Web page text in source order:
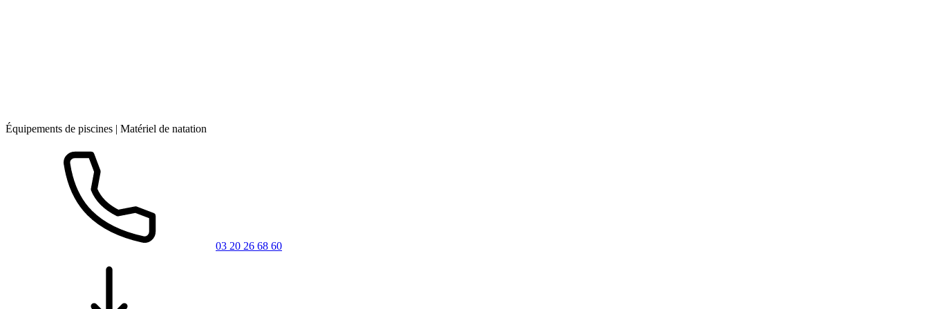
Équipements de piscines | Matériel de natation
03 20 26 68 60